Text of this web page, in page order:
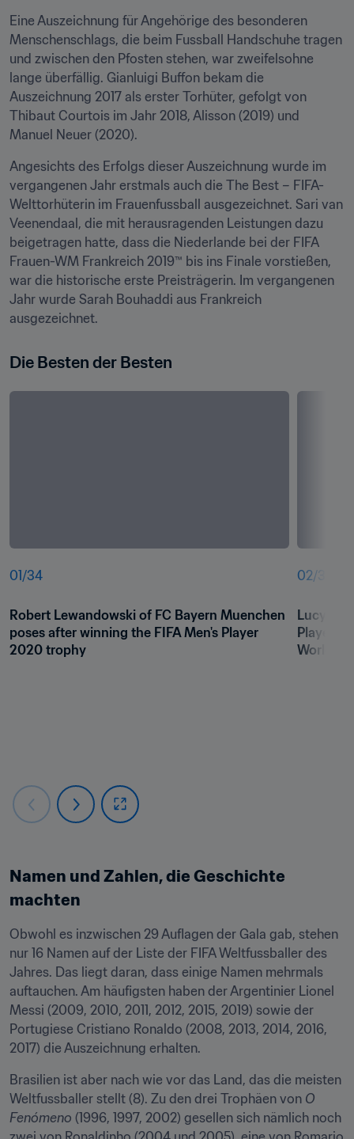
Eine Auszeichnung für Angehörige des besonderen
Menschenschlags, die beim Fussball Handschuhe tragen
und zwischen den Pfosten stehen, war zweifelsohne
lange überfällig. Gianluigi Buffon bekam die
Auszeichnung 2017 als erster Torhüter, gefolgt von
Thibaut Courtois im Jahr 2018, Alisson (2019) und
Manuel Neuer (2020).
Angesichts des Erfolgs dieser Auszeichnung wurde im
vergangenen Jahr erstmals auch die The Best – FIFA-
Welttorhüterin im Frauenfussball ausgezeichnet. Sari van
Veenendaal, die mit herausragenden Leistungen dazu
beigetragen hatte, dass die Niederlande bei der FIFA
Frauen-WM Frankreich 2019™ bis ins Finale vorstießen,
war die historische erste Preisträgerin. Im vergangenen
Jahr wurde Sarah Bouhaddi aus Frankreich
ausgezeichnet.
Die Besten der Besten
01 /34
Robert Lewandowski of FC Bayern Muenchen
poses after winning the FIFA Men's Player
2020 trophy
02/34
Lucy
Player
World11
Namen und Zahlen, die Geschichte
machten
Obwohl es inzwischen 29 Auflagen der Gala gab, stehen
nur 16 Namen auf der Liste der FIFA Weltfussballer des
Jahres. Das liegt daran, dass einige Namen mehrmals
auftauchen. Am häufigsten haben der Argentinier Lionel
Messi (2009, 2010, 2011, 2012, 2015, 2019) sowie der
Portugiese Cristiano Ronaldo (2008, 2013, 2014, 2016,
2017) die Auszeichnung erhalten.
Brasilien ist aber nach wie vor das Land, das die meisten
Weltfussballer stellt (8). Zu den drei Trophäen von O
Fenómeno (1996, 1997, 2002) gesellen sich nämlich noch